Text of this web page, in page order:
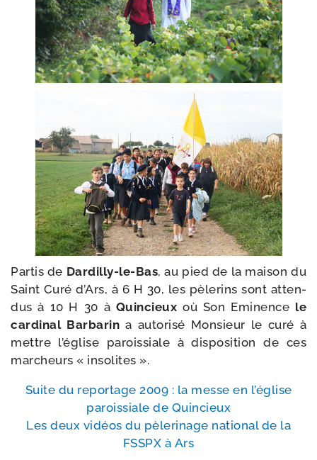
Partis de Dardilly-​le-​Bas, au pied de la mai­son du
Saint Curé d’Ars, à 6 H 30, les pèle­rins sont atten­
dus à 10 H 30 à Quincieuxoù Son Eminence le
car­di­nal Barbarin a auto­ri­sé Monsieur le curé à
mettre l’é­glise parois­siale à dis­po­si­tion de ces
mar­cheurs « insolites ».
Suite du repor­tage 2009 : la messe en l’é­glise
parois­siale de Quincieux
Les deux vidéos du pèle­ri­nage natio­nal de la
FSSPX à Ars